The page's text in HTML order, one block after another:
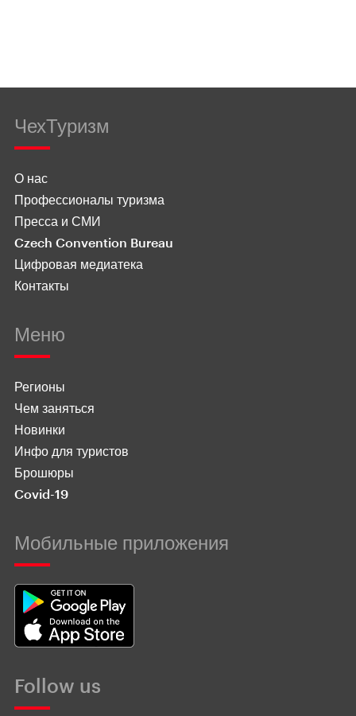
ЧехТуризм
О нас
Профессионалы туризма
Пресса и СМИ
Czech Convention Bureau
Цифровая медиатека
Контакты
Меню
Регионы
Чем заняться
Новинки
Инфо для туристов
Брошюры
Covid-19
Мобильные приложения
Follow us